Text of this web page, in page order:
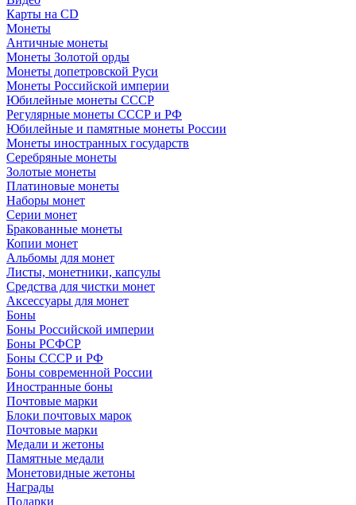
Карты на CD
Монеты
Античные монеты
Монеты Золотой орды
Монеты допетровской Руси
Монеты Российской империи
Юбилейные монеты СССР
Регулярные монеты СССР и РФ
Юбилейные и памятные монеты России
Монеты иностранных государств
Серебряные монеты
Золотые монеты
Платиновые монеты
Наборы монет
Серии монет
Бракованные монеты
Копии монет
Альбомы для монет
Листы, монетники, капсулы
Средства для чистки монет
Аксессуары для монет
Боны
Боны Российской империи
Боны РСФСР
Боны СССР и РФ
Боны современной России
Иностранные боны
Почтовые марки
Блоки почтовых марок
Почтовые марки
Медали и жетоны
Памятные медали
Монетовидные жетоны
Награды
Подарки